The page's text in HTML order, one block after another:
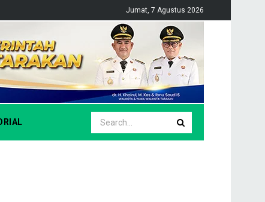
Jumat, 7 Agustus 2026